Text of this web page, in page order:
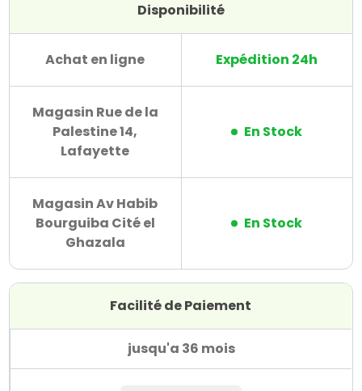
Disponibilité
Achat en ligne Expédition 24h
Magasin Rue de la
Palestine 14,
Lafayette
En Stock
Magasin Av Habib
Bourguiba Cité el
Ghazala
En Stock
Facilité de Paiement
jusqu'a 36 mois